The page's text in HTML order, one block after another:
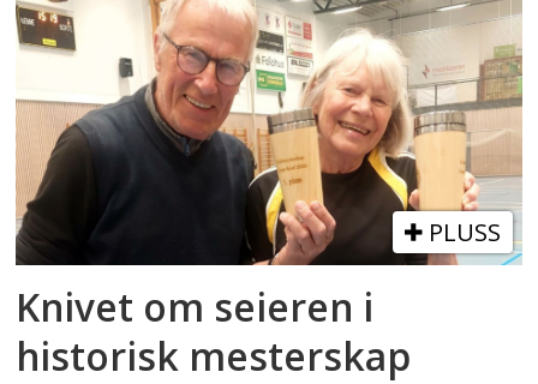
PLUSS
Knivet om seieren i
historisk mesterskap